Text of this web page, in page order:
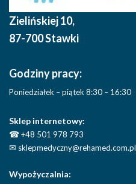
Zielińskiej 10,
87-700 Stawki
Godziny pracy:
Poniedziałek – piątek 8:30 – 16:30
Sklep internetowy:
☎+48 501 978 793
✉ sklepmedyczny@rehamed.com.pl
Wypożyczalnia: